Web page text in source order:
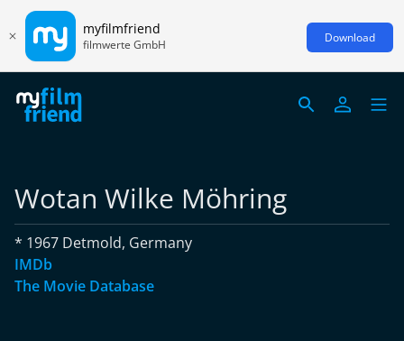
myfilmfriend
filmwerte GmbH Download
Wotan Wilke Möhring
* 1967 Detmold, Germany
IMDb
The Movie Database